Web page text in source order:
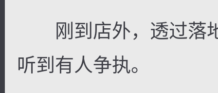
刚到店外，透过落
听到有人争执。